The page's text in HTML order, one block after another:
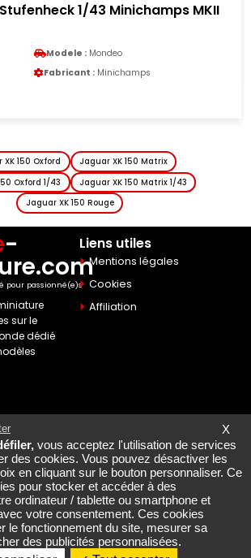
1/43 Minichamps MKII
Modele : Mondeo
Fabricant : Minichamps
150 Oxford
Jaguar XK 150 Matrix
Oxford 1/43
Jaguar XK 150 Matrix 1/43
Jaguar XK 150 Rouge
-
pour passionné(e)s
sur le
dédié
Liens utiles
Mentions légales
Cookies
Affiliation
2026 08
2026
X
vous acceptez l'utilisation de services
des cookies. Vous pouvez désactiver les
en cliquant sur le bouton personnaliser. Ce
pour stocker et accéder à des
ordinateur / tablette ou smartphone et
votre consentement. Ces cookies
le fonctionnement du site, mesurer sa
des publicités personnalisées.